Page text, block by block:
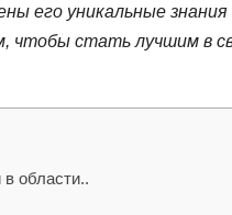
его уникальные
стать лучшим в
области..